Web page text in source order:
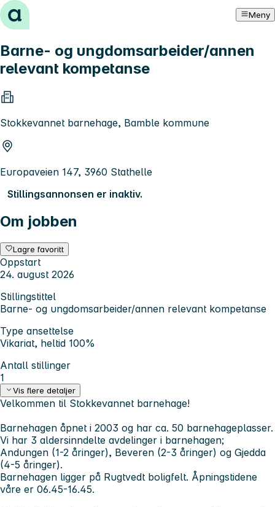
Hopp til innhold Meny
Barne- og ungdomsarbeider/annen
relevant kompetanse
Stokkevannet barnehage, Bamble kommune
Europaveien 147, 3960 Stathelle
Stillingsannonsen er inaktiv.
Om jobben
Lagre favoritt
Oppstart
24. august 2026
Stillingstittel
Barne- og ungdomsarbeider/annen relevant kompetanse
Type ansettelse
Vikariat, heltid 100%
Antall stillinger
1
Vis flere detaljer
Velkommen til Stokkevannet barnehage!
Barnehagen åpnet i 2003 og har ca. 50 barnehageplasser.
Vi har 3 aldersinndelte avdelinger i barnehagen;
Andungen (1-2 åringer), Beveren (2-3 åringer) og Gjedda
(4-5 åringer).
Barnehagen ligger på Rugtvedt boligfelt. Åpningstidene
våre er 06.45-16.45.